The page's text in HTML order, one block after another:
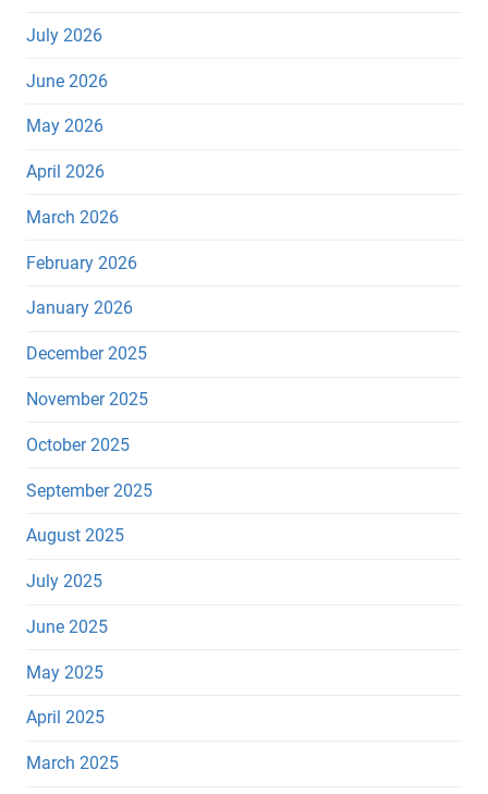
July 2026
June 2026
May 2026
April 2026
March 2026
February 2026
January 2026
December 2025
November 2025
October 2025
September 2025
August 2025
July 2025
June 2025
May 2025
April 2025
March 2025